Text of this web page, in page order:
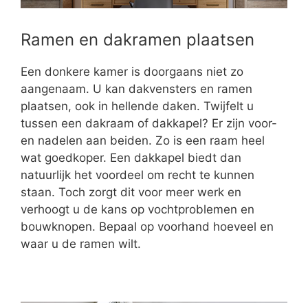
Ramen en dakramen plaatsen
Een donkere kamer is doorgaans niet zo
aangenaam. U kan dakvensters en ramen
plaatsen, ook in hellende daken. Twijfelt u
tussen een dakraam of dakkapel? Er zijn voor-
en nadelen aan beiden. Zo is een raam heel
wat goedkoper. Een dakkapel biedt dan
natuurlijk het voordeel om recht te kunnen
staan. Toch zorgt dit voor meer werk en
verhoogt u de kans op vochtproblemen en
bouwknopen. Bepaal op voorhand hoeveel en
waar u de ramen wilt.